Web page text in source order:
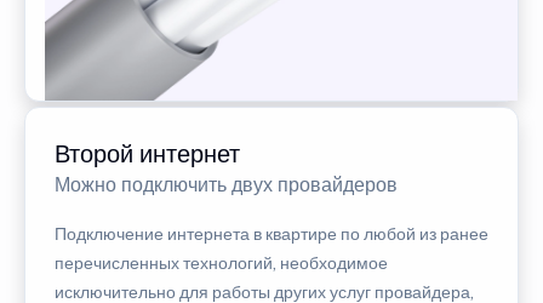
Второй интернет
Можно подключить двух провайдеров
Подключение интернета в квартире по любой из ранее
перечисленных технологий, необходимое
исключительно для работы других услуг провайдера,